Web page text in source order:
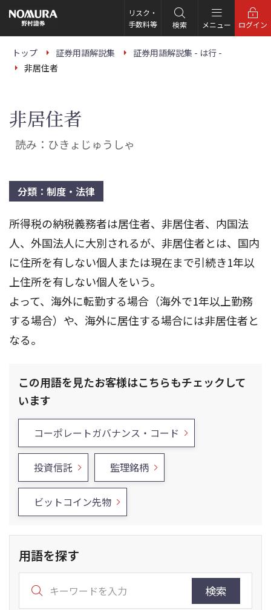
の
ー
リスク・
手数料等
検索 メニュー ログイン
トップ 証券用語解説集
証券用語解説集 - は行 -
非居住者
非居住者
読み：ひきょじゅうしゃ
分類：制度・法律
所得税の納税義務者は居住者、非居住者、内国法
人、外国法人に大別されるが、非居住者とは、国内
に住所を有しない個人または現在まで引続き1年以
上住所を有しない個人をいう。
よって、海外に転勤する場合（海外で1年以上勤務
する場合）や、海外に居住する場合には非居住者と
なる。
この用語を見たお客様はこちらもチェックして
います
コーポレートガバナンス・コード
投資信託 監理銘柄
ビットコイン先物
用語を探す
検索